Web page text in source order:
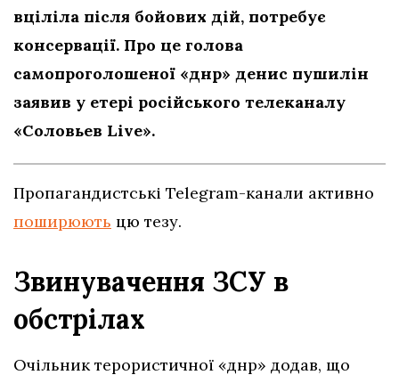
вціліла після бойових дій, потребує
консервації. Про це голова
самопроголошеної «днр» денис пушилін
заявив у етері російського телеканалу
«Соловьев Live».
Пропагандистські Telegram-канали активно
поширюють цю тезу.
Звинувачення ЗСУ в
обстрілах
Очільник терористичної «днр» додав, що